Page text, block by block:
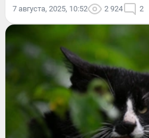
7 августа, 2025, 10:52 2 924 2